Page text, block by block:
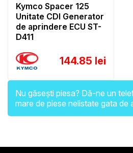
Kymco Spacer 125
Unitate CDI Generator
de aprindere ECU ST-
D411
144.85 lei
Nu găsești piesa? Dă-ne un
mare de piese nelistate gata de